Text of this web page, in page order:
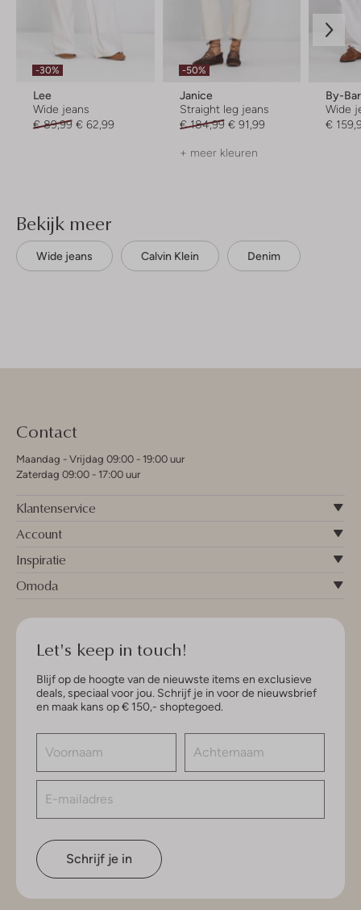
-30%
Lee
Wide jeans
€ 89,99 € 62,99
-50%
Janice
Straight leg jeans
€ 184,99 € 91,99
+ meer kleuren
By-Bar
Wide
€
Bekijk meer
Wide jeans Calvin Klein Denim
Contact
Maandag - Vrijdag 09:00 - 19:00 uur
Zaterdag 09:00 - 17:00 uur
Klantenservice
Account
Inspiratie
Omoda
Let's keep in touch!
Blijf op de hoogte van de nieuwste items en exclusieve
deals, speciaal voor jou. Schrijf je in voor de nieuwsbrief
en maak kans op € 150,- shoptegoed.
Schrijf je in